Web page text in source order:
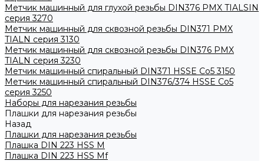
Метчик машинный для глухой резьбы DIN376 PMX TIALSIN
серия 3270
Метчик машинный для сквозной резьбы DIN371 PMX
TIALN серия 3130
Метчик машинный для сквозной резьбы DIN376 PMX
TIALN серия 3230
Метчик машинный спиральный DIN371 HSSE Co5 3150
Метчик машинный спиральный DIN376/374 HSSE Co5
серия 3250
Наборы для нарезания резьбы
Плашки для нарезания резьбы
Назад
Плашки для нарезания резьбы
Плашка DIN 223 HSS M
Плашка DIN 223 HSS Mf